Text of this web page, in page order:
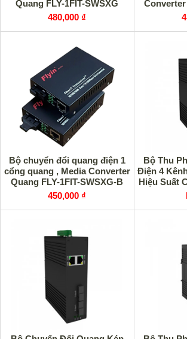
Quang FLY-1FIT-SWSXG
Gigabit 25Km Chính Hãng
480,000 ₫
Converter
Bộ chuyển đổi quang điện 1
cổng quang , Media Converter
Quang FLY-1FIT-SWSXG-B
25km
450,000 ₫
Bộ Thu
Điện 4
Hiệu Suất